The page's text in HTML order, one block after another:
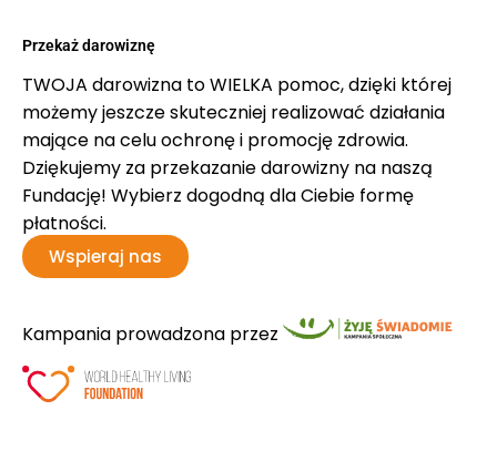
Przekaż darowiznę
TWOJA darowizna to WIELKA pomoc, dzięki której
możemy jeszcze skuteczniej realizować działania
mające na celu ochronę i promocję zdrowia.
Dziękujemy za przekazanie darowizny na naszą
Fundację! Wybierz dogodną dla Ciebie formę
płatności.
Wspieraj nas
Kampania prowadzona przez